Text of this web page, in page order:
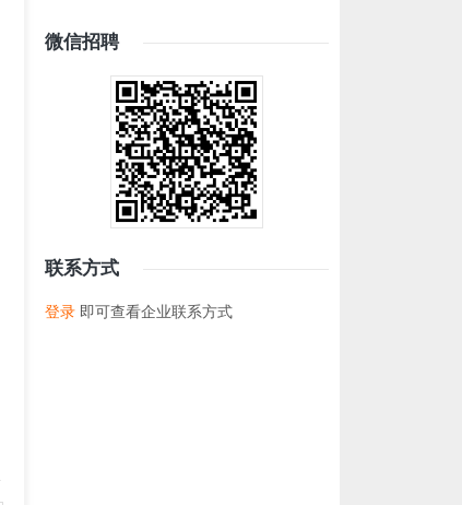
微信招聘
联系方式
登录 即可查看企业联系方式